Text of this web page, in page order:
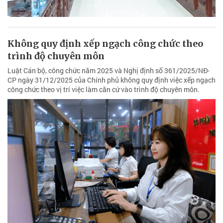
Không quy định xếp ngạch công chức theo
trình độ chuyên môn
Luật Cán bộ, công chức năm 2025 và Nghị định số 361/2025/NĐ-
CP ngày 31/12/2025 của Chính phủ không quy định việc xếp ngạch
công chức theo vị trí việc làm căn cứ vào trình độ chuyên môn.